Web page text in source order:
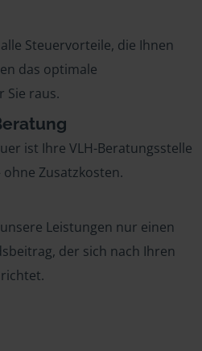
Steuervorteile, die Ihnen
das optimale
Sie raus.
ist Ihre VLH-Beratungsstelle
Zusatzkosten.
Leistungen nur einen
der sich nach Ihren